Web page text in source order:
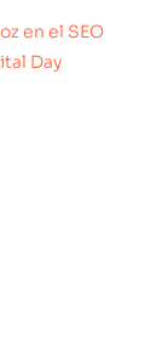
en el SEO
Day